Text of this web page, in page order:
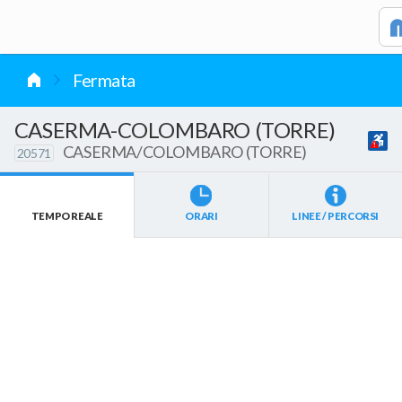
Fermata
CASERMA-COLOMBARO (TORRE)
20571 CASERMA/COLOMBARO (TORRE)
TEMPO REALE ORARI LINEE / PERCORSI